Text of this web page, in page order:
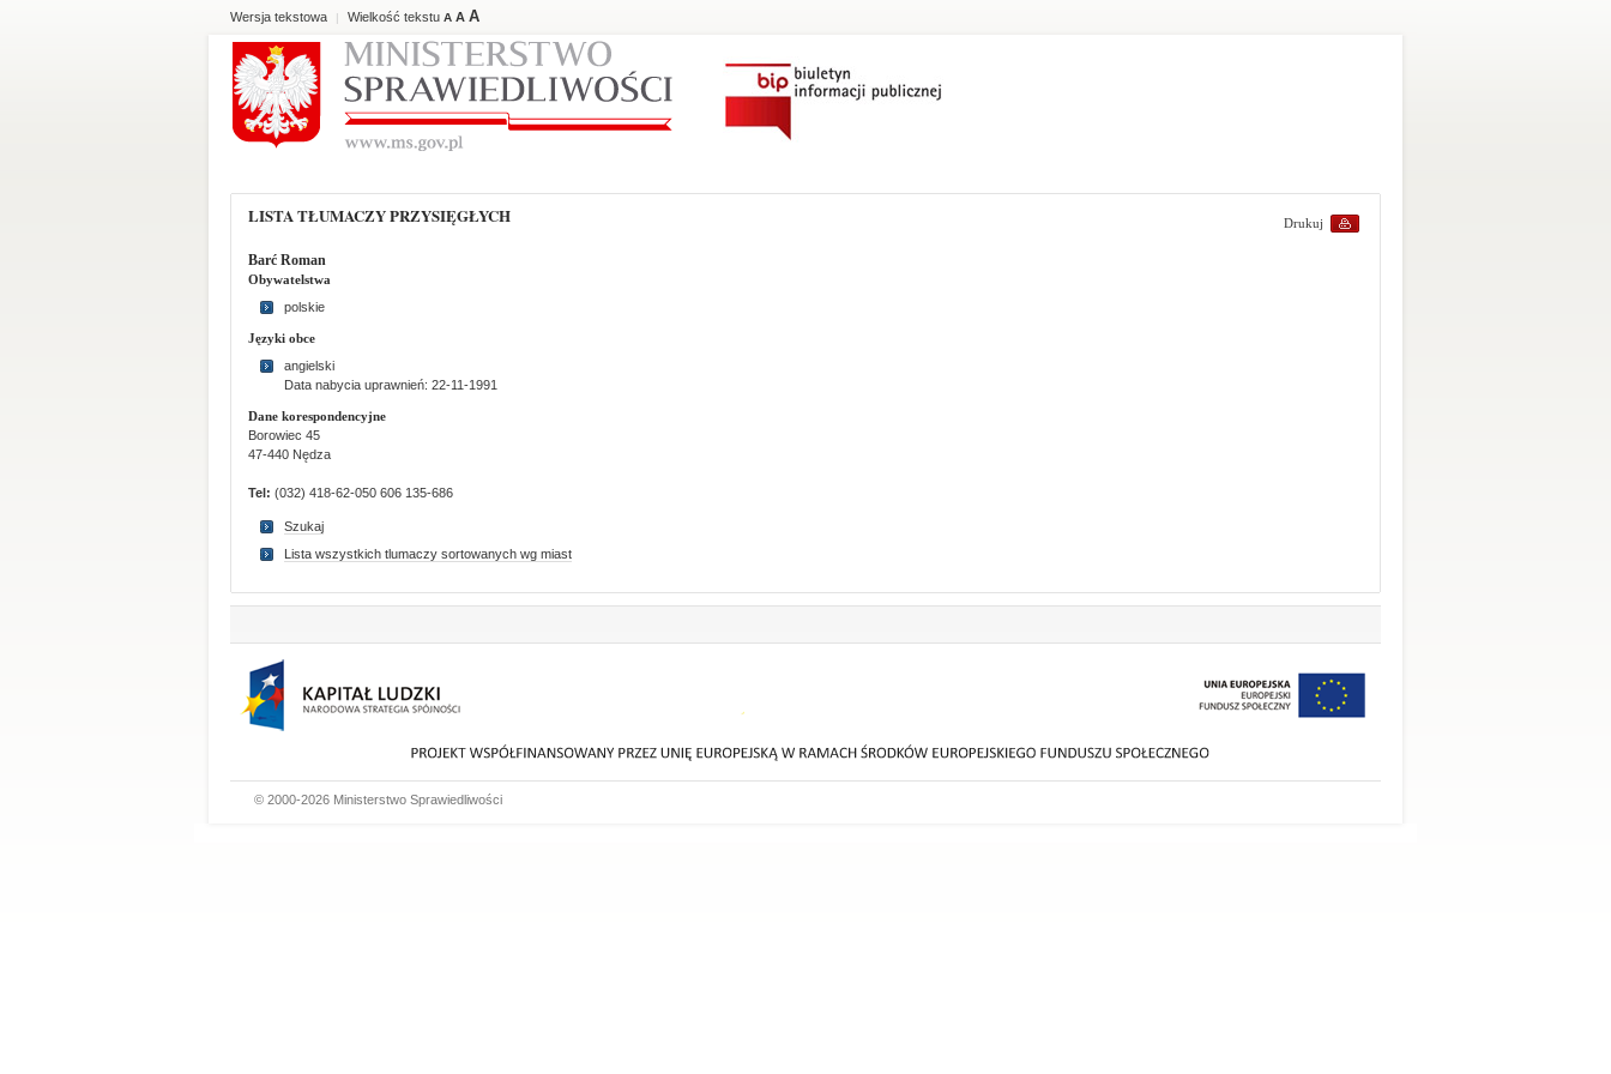
Wersja tekstowa | Wielkość tekstu A A A
Drukuj
LISTA TŁUMACZY PRZYSIĘGŁYCH
Barć Roman
Obywatelstwa
polskie
Języki obce
angielski
Data nabycia uprawnień: 22-11-1991
Dane korespondencyjne
Borowiec 45
47-440 Nędza
Tel: (032) 418-62-050 606 135-686
Szukaj
Lista wszystkich tlumaczy sortowanych wg miast
© 2000-2026 Ministerstwo Sprawiedliwości